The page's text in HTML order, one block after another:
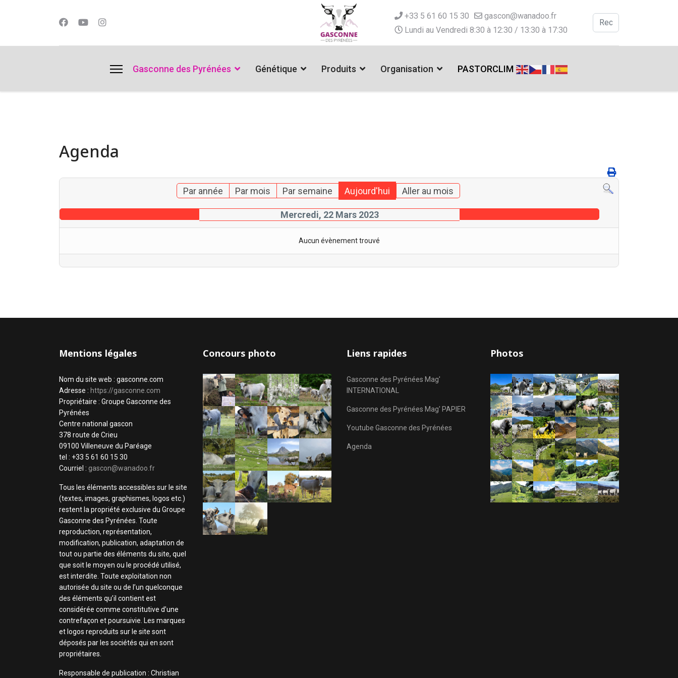
+33 5 61 60 15 30
gascon@wanadoo.fr
Lundi au Vendredi 8:30 à 12:30 / 13:30 à 17:30
Valider
Gasconne des Pyrénées Génétique Produits Organisation PASTORCLIM
Agenda
Par année Par mois Par semaine Aujourd'hui Aller au mois
Mercredi, 22 Mars 2023
Aucun évènement trouvé
Mentions légales
Nom du site web : gasconne.com
Adresse : https://gasconne.com
Propriétaire : Groupe Gasconne des
Pyrénées
Centre national gascon
378 route de Crieu
09100 Villeneuve du Paréage
tel : +33 5 61 60 15 30
Courriel : gascon@wanadoo.fr
Tous les éléments accessibles sur le site
(textes, images, graphismes, logos etc.)
restent la propriété exclusive du Groupe
Gasconne des Pyrénées. Toute
reproduction, représentation,
modification, publication, adaptation de
tout ou partie des éléments du site, quel
que soit le moyen ou le procédé utilisé,
est interdite. Toute exploitation non
autorisée du site ou de l’un quelconque
des éléments qu’il contient est
considérée comme constitutive d’une
contrefaçon et poursuivie. Les marques
et logos reproduits sur le site sont
déposés par les sociétés qui en sont
propriétaires.
Responsable de publication : Christian
Concours photo Liens rapides
Gasconne des Pyrénées Mag'
INTERNATIONAL
Gasconne des Pyrénées Mag' PAPIER
Youtube Gasconne des Pyrénées
Agenda
Photos